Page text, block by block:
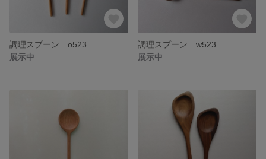
調理スプーン o523
展示中
調理スプーン w523
展示中